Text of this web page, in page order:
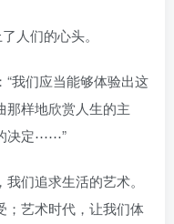
人们的心头。
我们应当能够体验出这
那样地欣赏人生的主
决定⋯⋯”
们追求生活的艺术。
；艺术时代，让我们体